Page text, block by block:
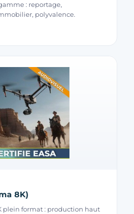
: reportage,
polyvalence.
8K)
plein format : production haut